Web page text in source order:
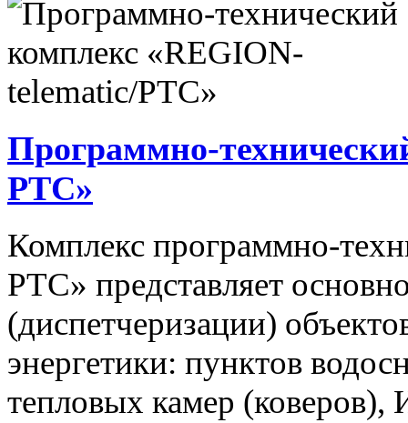
Программно-
РТС»
Комплекс программно-
РТС» представляет
(диспетчеризации)
энергетики: пунктов
тепловых камер